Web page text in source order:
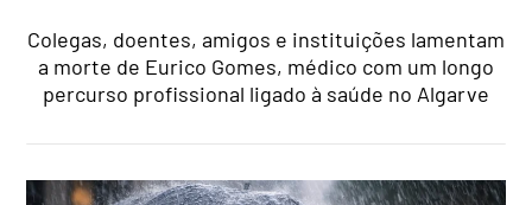
Colegas, doentes, amigos e instituições lamentam
a morte de Eurico Gomes, médico com um longo
percurso profissional ligado à saúde no Algarve